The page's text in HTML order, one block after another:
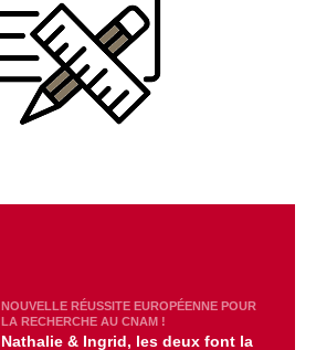
NOUVELLE RÉUSSITE EUROPÉENNE POUR
LA RECHERCHE AU CNAM !
Nathalie & Ingrid, les deux font la